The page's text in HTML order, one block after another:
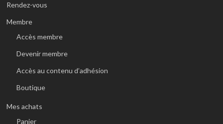
Rendez-vous
Membre
Accès membre
Devenir membre
Accès au contenu d’adhésion
Boutique
Mes achats
Panier